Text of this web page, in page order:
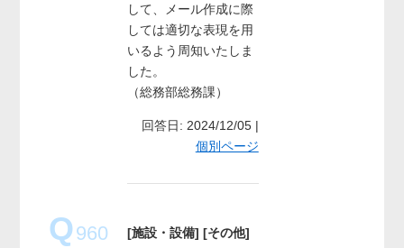
して、メール作成に際
しては適切な表現を用
いるよう周知いたしま
した。
（総務部総務課）
回答日: 2024/12/05 |
個別ページ
Q960 [施設・設備] [その他]